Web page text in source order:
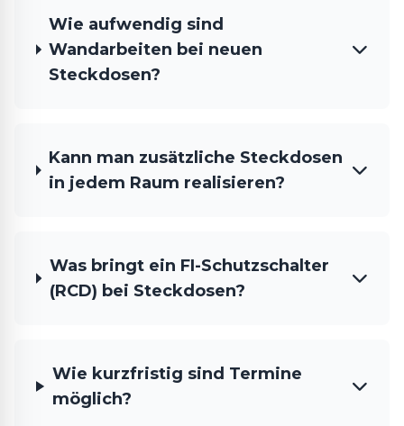
Wie aufwendig sind
Wandarbeiten bei neuen
Steckdosen?
Kann man zusätzliche Steckdosen
in jedem Raum realisieren?
Was bringt ein FI-Schutzschalter
(RCD) bei Steckdosen?
Wie kurzfristig sind Termine
möglich?